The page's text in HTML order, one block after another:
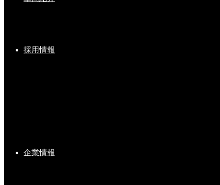
採用情報
企業情報
2020-06-05(Fri)